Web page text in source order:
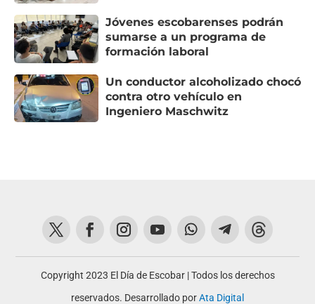
Jóvenes escobarenses podrán
sumarse a un programa de
formación laboral
Un conductor alcoholizado chocó
contra otro vehículo en
Ingeniero Maschwitz
Copyright 2023 El Día de Escobar | Todos los derechos
reservados. Desarrollado porAta Digital